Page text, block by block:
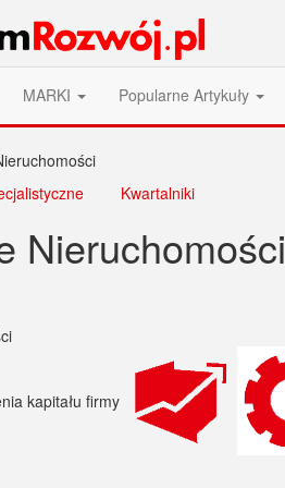
MARKI Popularne Artykuły
Kwartalniki
Nieruchomości